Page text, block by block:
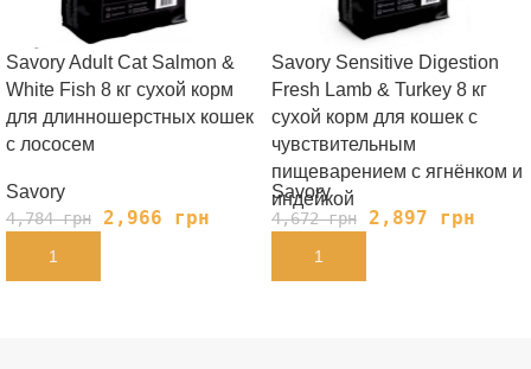
Savory Adult Cat Salmon &
White Fish 8 кг сухой корм
для длинношерстных кошек
с лососем
Savory
4,784грн 2,966 грн
В КОРЗИНУ
Savory Sensitive Digestion
Fresh Lamb & Turkey 8 кг
сухой корм для кошек с
чувствительным
пищеварением с ягнёнком и
индейкой
Savory
4,672грн 2,897 грн
В КОРЗИНУ